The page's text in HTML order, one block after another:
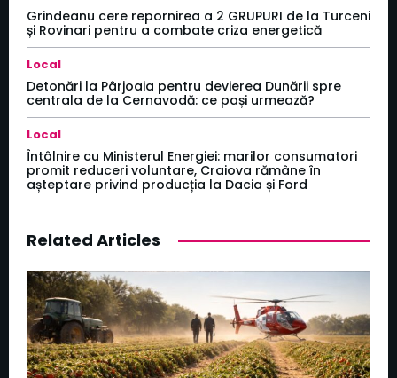
Grindeanu cere repornirea a 2 GRUPURI de la Turceni
și Rovinari pentru a combate criza energetică
Local
Detonări la Pârjoaia pentru devierea Dunării spre
centrala de la Cernavodă: ce pași urmează?
Local
Întâlnire cu Ministerul Energiei: marilor consumatori
promit reduceri voluntare, Craiova rămâne în
așteptare privind producția la Dacia și Ford
Related Articles